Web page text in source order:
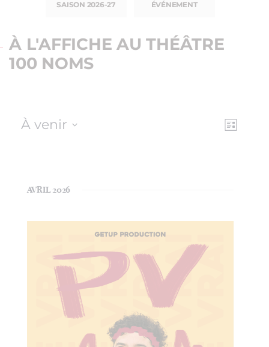
SAISON 2026-27 ÉVÉNEMENT
À L'AFFICHE AU THÉÂTRE
100 NOMS
Liste
À venir
AVRIL 2026